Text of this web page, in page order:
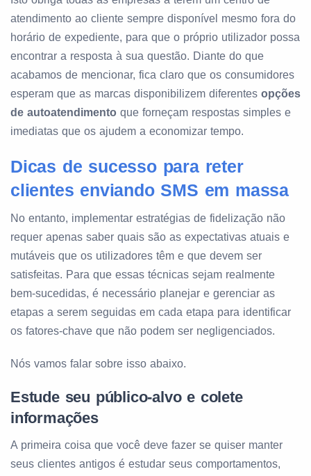
atendimento ao cliente sempre disponível mesmo fora do
horário de expediente, para que o próprio utilizador possa
encontrar a resposta à sua questão. Diante do que
acabamos de mencionar, fica claro que os consumidores
esperam que as marcas disponibilizem diferentes opções
de autoatendimento que forneçam respostas simples e
imediatas que os ajudem a economizar tempo.
Dicas de sucesso para reter
clientes enviando SMS em massa
No entanto, implementar estratégias de fidelização não
requer apenas saber quais são as expectativas atuais e
mutáveis que os utilizadores têm e que devem ser
satisfeitas. Para que essas técnicas sejam realmente
bem-sucedidas, é necessário planejar e gerenciar as
etapas a serem seguidas em cada etapa para identificar
os fatores-chave que não podem ser negligenciados.
Nós vamos falar sobre isso abaixo.
Estude seu público-alvo e colete
informações
A primeira coisa que você deve fazer se quiser manter
seus clientes antigos é estudar seus comportamentos,